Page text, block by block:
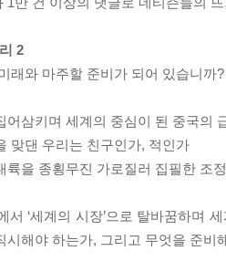
2
래와 마주할 준비가 되어 있습니까?
어삼키며 세계의 중심이 된 중국의
맞댄 우리는 친구인가, 적인가
륙을 종횡무진 가로질러 집필한 조
에서 ‘세계의 시장’으로 탈바꿈하
시해야 하는가, 그리고 무엇을 준비